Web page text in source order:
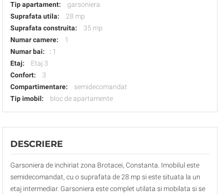
Tip apartament:
garsoniera
Suprafata utila:
28 mp
Suprafata construita:
35 mp
Numar camere:
1
Numar bai:
: 1
Etaj:
Etaj 3
Confort:
3
Compartimentare:
semidecomandat
Tip imobil:
bloc de apartamente
DESCRIERE
Garsoniera de inchiriat zona Brotacei, Constanta. Imobilul este
semidecomandat, cu o suprafata de 28 mp si este situata la un
etaj intermediar. Garsoniera este complet utilata si mobilata si se